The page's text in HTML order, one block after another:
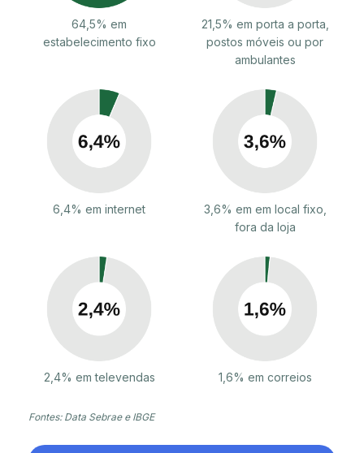
64,5% em
estabelecimento fixo
21,5% em porta a porta,
postos móveis ou por
ambulantes
6,4% em internet
3,6% em em local fixo,
fora da loja
2,4% em televendas 1,6% em correios
Fontes: Data Sebrae e IBGE